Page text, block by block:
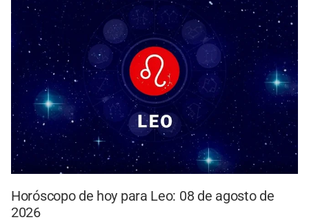
Horóscopo de hoy para Leo: 08 de agosto de
2026